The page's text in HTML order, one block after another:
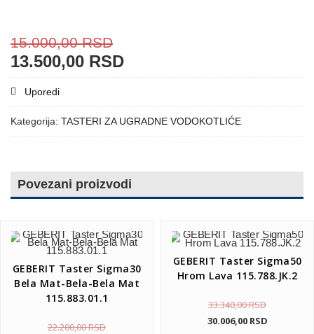
15.000,00RSD
13.500,00 RSD
Uporedi
Kategorija: TASTERI ZA UGRADNE VODOKOTLIĆE
Povezani proizvodi
GEBERIT Taster Sigma30
Bela Mat-Bela-Bela Mat
115.883.01.1
22.200,00RSD
GEBERIT Taster Sigma50
Hrom Lava 115.788.JK.2
33.340,00RSD
30.006,00 RSD